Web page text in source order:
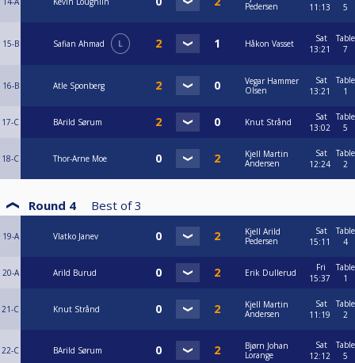
Pedersen
11:13
5
15-B Safian Ahmad L Håkon Vasset
Sat
13:21
Table
7
16-B Atle Sponberg
Vegar Hammer
Olsen
Sat
13:21
Table
1
17-C BArild Sørum Knut Strånd
Sat
13:02
Table
5
18-C Thor-Arne Moe
Kjell Martin
Andersen
Sat
12:24
Table
2
Round 4 Best of 3
19-A Vlatko Janev
Kjell Arild
Pedersen
Sat
15:11
Table
4
20-A Arild Burud Erik Dullerud
Fri
15:37
Table
1
21-C Knut Strånd
Kjell Martin
Andersen
Sat
11:19
Table
2
22-C BArild Sørum
Bjørn Johan
Lorange
Sat
12:12
Table
5